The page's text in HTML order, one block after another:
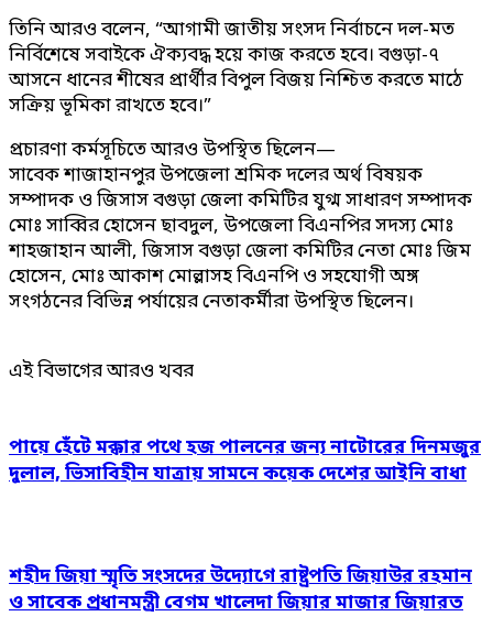
তিনি আরও বলেন, “আগামী জাতীয় সংসদ নির্বাচনে দল-মত
নির্বিশেষে সবাইকে ঐক্যবদ্ধ হয়ে কাজ করতে হবে। বগুড়া-৭
আসনে ধানের শীষের প্রার্থীর বিপুল বিজয় নিশ্চিত করতে মাঠে
সক্রিয় ভূমিকা রাখতে হবে।”
প্রচারণা কর্মসূচিতে আরও উপস্থিত ছিলেন—
সাবেক শাজাহানপুর উপজেলা শ্রমিক দলের অর্থ বিষয়ক
সম্পাদক ও জিসাস বগুড়া জেলা কমিটির যুগ্ম সাধারণ সম্পাদক
মোঃ সাব্বির হোসেন ছাবদুল, উপজেলা বিএনপির সদস্য মোঃ
শাহজাহান আলী, জিসাস বগুড়া জেলা কমিটির নেতা মোঃ জিম
হোসেন, মোঃ আকাশ মোল্লাসহ বিএনপি ও সহযোগী অঙ্গ
সংগঠনের বিভিন্ন পর্যায়ের নেতাকর্মীরা উপস্থিত ছিলেন।
এই বিভাগের আরও খবর
পায়ে হেঁটে মক্কার পথে হজ পালনের জন্য নাটোরের দিনমজুর
দুলাল, ভিসাবিহীন যাত্রায় সামনে কয়েক দেশের আইনি বাধা
শহীদ জিয়া স্মৃতি সংসদের উদ্যোগে রাষ্ট্রপতি জিয়াউর রহমান
ও সাবেক প্রধানমন্ত্রী বেগম খালেদা জিয়ার মাজার জিয়ারত